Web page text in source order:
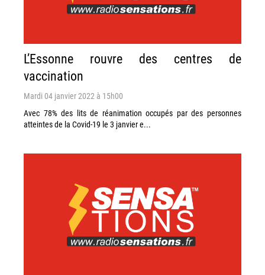
L’Essonne rouvre des centres de
vaccination
Mardi 04 janvier 2022 à 15h00
Avec 78% des lits de réanimation occupés par des personnes
atteintes de la Covid-19 le 3 janvier e...